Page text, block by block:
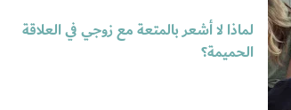
لماذا لا أشعر بالمتعة مع زوجي في العلاقة
الحميمة؟